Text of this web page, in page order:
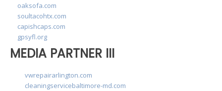
oaksofa.com
soultacohtx.com
capishcaps.com
gpsyfl.org
MEDIA PARTNER III
vwrepairarlington.com
cleaningservicebaltimore-md.com